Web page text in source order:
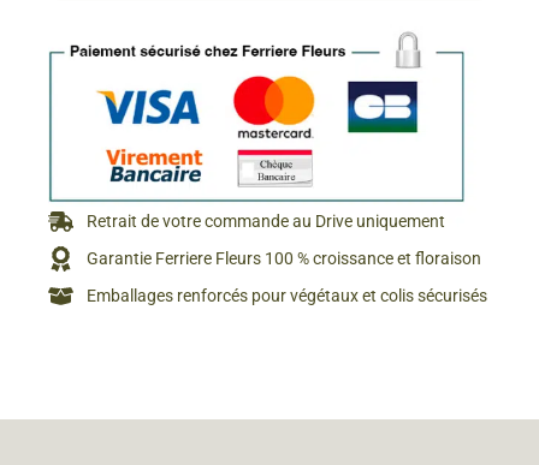
Retrait de votre commande au Drive uniquement
Garantie Ferriere Fleurs 100 % croissance et floraison
Emballages renforcés pour végétaux et colis sécurisés